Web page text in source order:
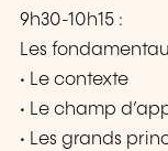
9h30-10h15 :
Les
• Le contexte
• Le champ
• Les grands